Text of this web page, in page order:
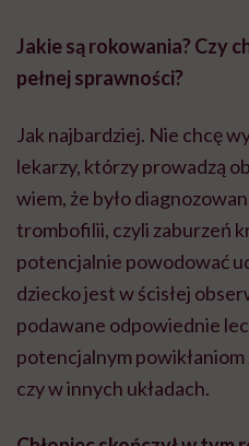
Jakie są rokowania? Czy
pełnej sprawności?
Jak najbardziej. Nie chcę
lekarzy, którzy prowadzą
wiem, że było
trombofilii, czyli zaburzeń
potencjalnie powodować
dziecko jest w ścisłej
podawane odpowiednie
potencjalnym
czy w innych układach.